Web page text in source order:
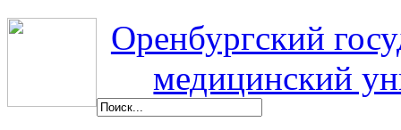
Оренбургский
медицинский